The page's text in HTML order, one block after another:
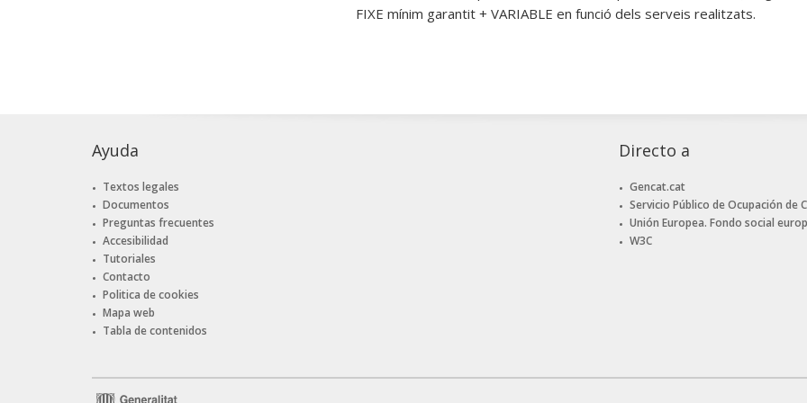
FIXE mínim garantit + VARIABLE en funció dels serveis realitzats.
Ayuda
Textos legales
Documentos
Preguntas frecuentes
Accesibilidad
Tutoriales
Contacto
Politica de cookies
Mapa web
Tabla de contenidos
Directo a
Gencat.cat
Servicio Público de Ocupación de
Unión Europea. Fondo social
W3C